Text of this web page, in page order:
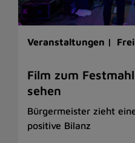
Veranstaltungen |
Film zum
sehen
Bürgermeister zieht
positive Bilanz